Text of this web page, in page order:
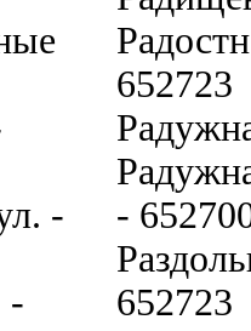
-
-
652723
-
652723